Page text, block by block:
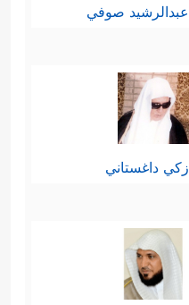
عبدالرشيد صوفي
زكي داغستاني